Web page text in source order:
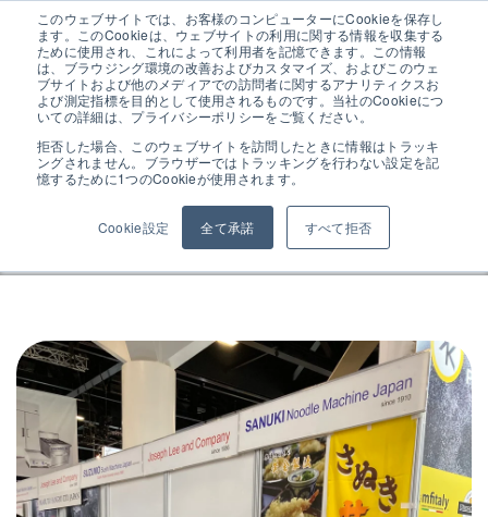
このウェブサイトでは、お客様のコンピューターにCookieを保存し
ます。このCookieは、ウェブサイトの利用に関する情報を収集する
ために使用され、これによって利用者を記憶できます。この情報
は、ブラウジング環境の改善およびカスタマイズ、およびこのウェ
ブサイトおよび他のメディアでの訪問者に関するアナリティクスお
よび測定指標を目的として使用されるものです。当社のCookieにつ
いての詳細は、プライバシーポリシーをご覧ください。
拒否した場合、このウェブサイトを訪問したときに情報はトラッキ
ングされません。ブラウザーではトラッキングを行わない設定を記
憶するために1つのCookieが使用されます。
Cookie設定 全て承諾 すべて拒否
Fine Food Australia 2023
2023年9月
イベント 試作 歴史